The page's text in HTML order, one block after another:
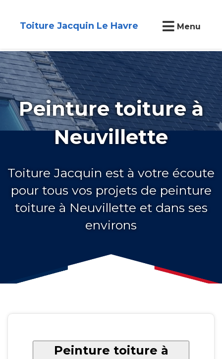
Toiture Jacquin Le Havre Menu
Peinture toiture à
Neuvillette
Toiture Jacquin est à votre écoute
pour tous vos projets de peinture
toiture à Neuvillette et dans ses
environs
Peinture toiture à